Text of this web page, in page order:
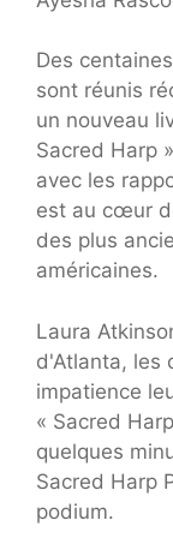
Des
sont réunis
un nouveau
Sacred Harp
avec les
est au cœur
des plus
américaines.
Laura
d'Atlanta, les
impatience
« Sacred
quelques
Sacred Harp
podium.